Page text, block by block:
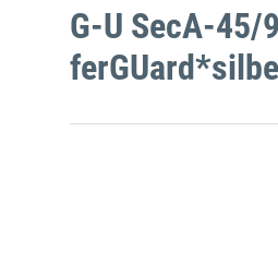
G-U SecA-